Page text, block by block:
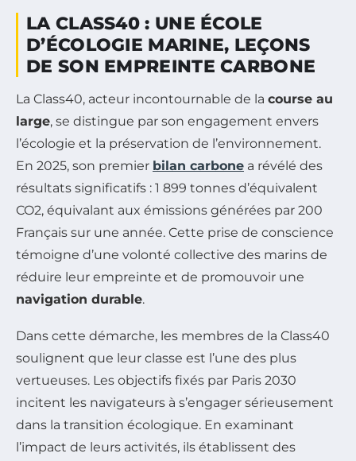
LA CLASS40 : UNE ÉCOLE
D’ÉCOLOGIE MARINE, LEÇONS
DE SON EMPREINTE CARBONE
La Class40, acteur incontournable de la course au
large, se distingue par son engagement envers
l’écologie et la préservation de l’environnement.
En 2025, son premier bilan carbone a révélé des
résultats significatifs : 1 899 tonnes d’équivalent
CO2, équivalant aux émissions générées par 200
Français sur une année. Cette prise de conscience
témoigne d’une volonté collective des marins de
réduire leur empreinte et de promouvoir une
navigation durable.
Dans cette démarche, les membres de la Class40
soulignent que leur classe est l’une des plus
vertueuses. Les objectifs fixés par Paris 2030
incitent les navigateurs à s’engager sérieusement
dans la transition écologique. En examinant
l’impact de leurs activités, ils établissent des